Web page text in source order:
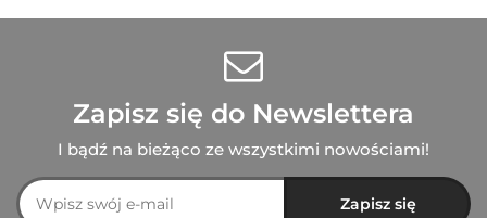
Zapisz się do Newslettera
I bądź na bieżąco ze wszystkimi nowościami!